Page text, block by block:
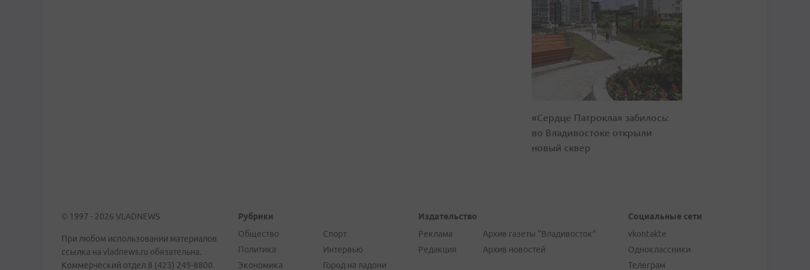
«Сердце Патрокла» забилось:
во Владивостоке открыли
новый сквер
© 1997 - 2026 VLADNEWS
При любом использовании материалов
ссылка на vladnews.ru обязательна.
Коммерческий отдел 8 (423) 249-8800
Рубрики
Общество
Политика
Экономика
Спорт
Интервью
Город на ладони
Издательство
Реклама
Редакция
Архив газеты "Владивосток"
Архив новостей
Социальные сети
vkontakte
Одноклассники
Телеграм